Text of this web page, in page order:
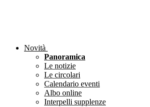
Novità
Panoramica
Le notizie
Le circolari
Calendario eventi
Albo online
Interpelli supplenze